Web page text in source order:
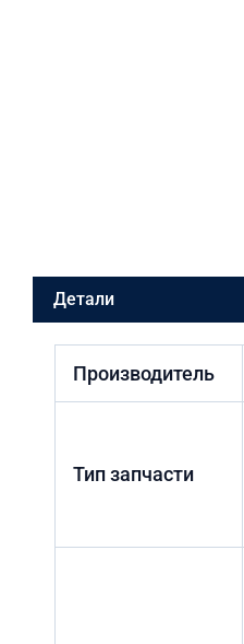
Детали
Производитель
Тип запчасти